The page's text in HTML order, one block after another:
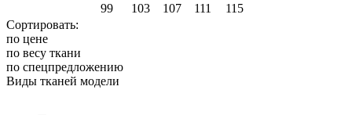
99
103 107 111
115
Сортировать:
по цене
по весу ткани
по спецпредложению
Виды тканей модели